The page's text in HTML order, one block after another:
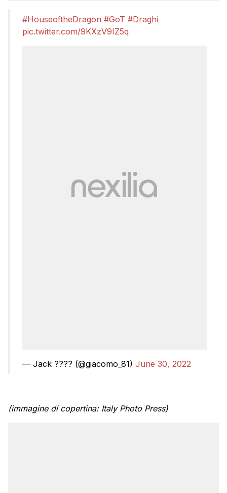
#HouseoftheDragon #GoT #Draghi
pic.twitter.com/9KXzV9IZ5q
— Jack ?️‍??? (@giacomo_81) June 30, 2022
(immagine di copertina: Italy Photo Press)